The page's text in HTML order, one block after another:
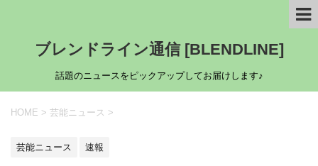
ブレンドライン通信 [BLENDLINE]
話題のニュースをピックアップしてお届けします♪
HOME > 芸能ニュース >
芸能ニュース 速報